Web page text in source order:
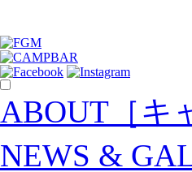
ABOUT ［
NEWS &